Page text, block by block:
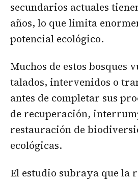
secundarios actuales
años, lo que limita
potencial ecológico.
Muchos de estos bosques
talados, intervenidos o
antes de completar sus
de recuperación,
restauración de
ecológicas.
El estudio subraya que la